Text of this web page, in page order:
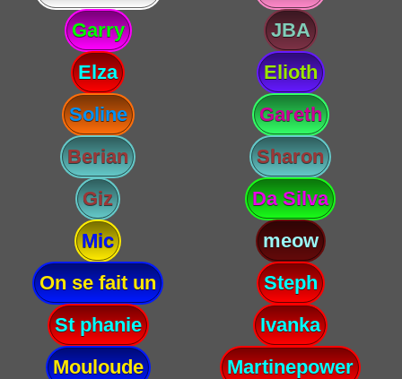
Garry
JBA
Elza
Elioth
Soline
Gareth
Berian
Sharon
Giz
Da Silva
Mic
meow
On se fait un
Steph
St phanie
Ivanka
Mouloude
Martinepower